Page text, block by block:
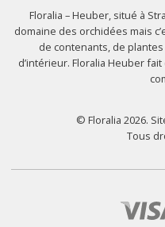
Floralia – Heuber, situé à
domaine des orchidées mais
de contenants, de
d’intérieur. Floralia Heuber
© Floralia 2026.
Tous